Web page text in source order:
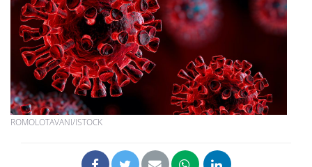
ROMOLOTAVANI/ISTOCK